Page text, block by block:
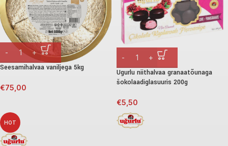
Seesamihalvaa vaniljega 5kg
€75,00
Ugurlu niithalvaa granaatõunaga
šokolaadiglasuuris 200g
€5,50
HOT